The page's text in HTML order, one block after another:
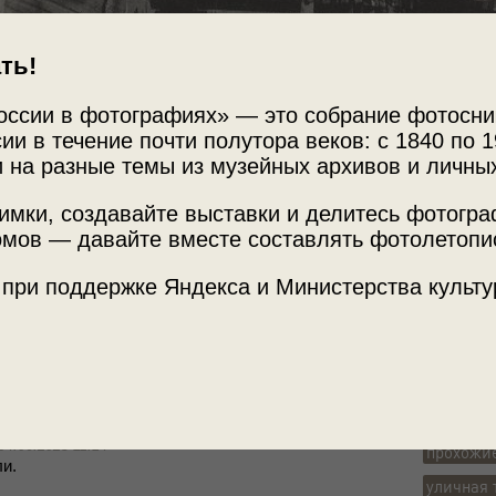
в фотографиях» — это собрание
в течение почти полутора веков: с 1840 по
на разные темы из музейных архивов и
создавайте выставки и делитесь
— давайте вместе составлять
поддержке Яндекса и Министерства
МАММ /
Место
уличная
площадь», видео«Сухаревка. "Рафаэль
​mtdata.ru/​u30/​photoC262/​20911683580-0/​
11:14